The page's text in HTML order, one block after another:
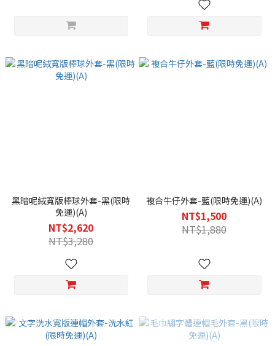
黑暗呢絨寬版棒球外套-黑(限時
免運)(A)
NT$2,620
NT$3,280
複合牛仔外套-藍(限時免運)(A)
NT$1,500
NT$1,880